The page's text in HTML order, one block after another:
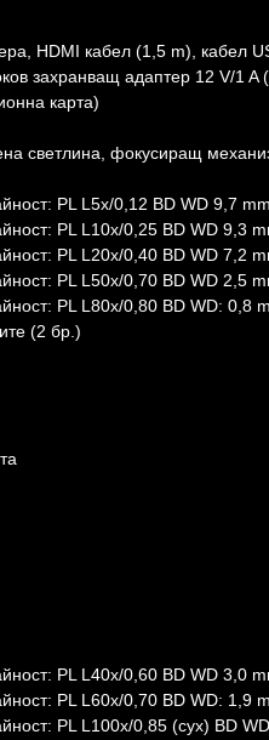
HDMI кабел (1,5 m), кабел
захранващ адаптер 12 V/1
карта)
светлина, фокусиращ
PL L5x/0,12 BD WD 9,7 mm
PL L10x/0,25 BD WD 9,3
PL L20x/0,40 BD WD 7,2
PL L50х/0,70 BD WD 2,5
PL L80x/0,80 BD WD: 0,8
(2 бр.)
PL L40x/0,60 BD WD 3,0
PL L60x/0,70 BD WD: 1,9
PL L100х/0,85 (сух) BD